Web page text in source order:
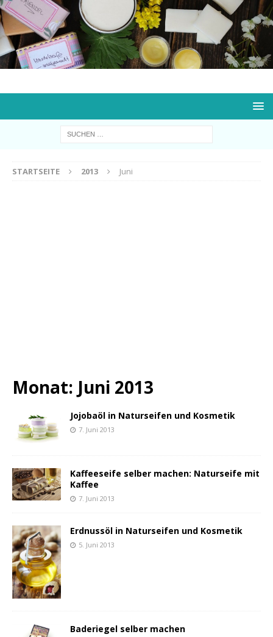
STARTSEITE 2013 Juni
Monat: Juni 2013
Jojobaöl in Naturseifen und Kosmetik
7. Juni 2013
Kaffeeseife selber machen: Naturseife mit
Kaffee
7. Juni 2013
Erdnussöl in Naturseifen und Kosmetik
5. Juni 2013
Baderiegel selber machen